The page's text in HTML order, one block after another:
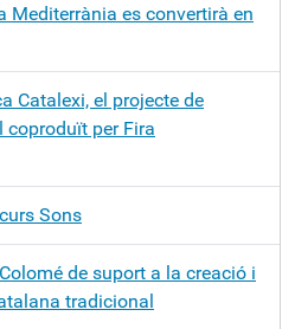
Mediterrània es convertirà en
Catalexi, el projecte de
coproduït per Fira
Sons
de suport a la creació i
tradicional